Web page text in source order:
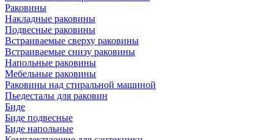
Раковины
Накладные раковины
Подвесные раковины
Встраиваемые сверху раковины
Встраиваемые снизу раковины
Напольные раковины
Мебельные раковины
Раковины над стиральной машиной
Пьедесталы для раковин
Биде
Биде подвесные
Биде напольные